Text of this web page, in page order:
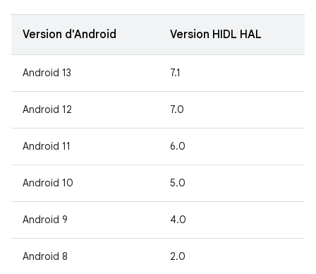
Version d'Android Version HIDL HAL
Android 13 7.1
Android 12 7.0
Android 11 6.0
Android 10 5.0
Android 9 4.0
Android 8 2.0